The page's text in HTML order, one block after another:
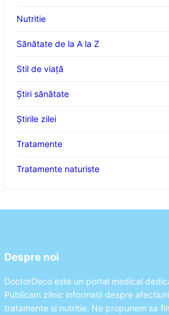
Nutritie
Sănătate de la A la Z
Stil de viaţă
Ştiri sănătate
Știrile zilei
Tratamente
Tratamente naturiste
Despre noi
DoctorDeco este un portal medical
Publicam zilnic informatii despre
tratamente si nutritie. Ne propunem sa